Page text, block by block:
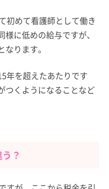
初めて看護師として働き
に低めの給与ですが、
ります。
年を超えたあたりです
つくようになることなど
？